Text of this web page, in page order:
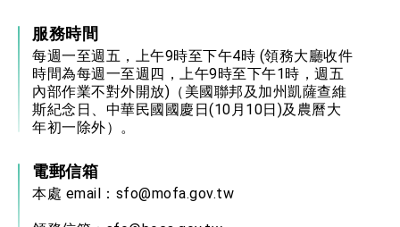
服務時間
每週一至週五，上午9時至下午4時 (領務大廳收件
時間為每週一至週四，上午9時至下午1時，週五
內部作業不對外開放)（美國聯邦及加州凱薩查維
斯紀念日、中華民國國慶日(10月10日)及農曆大
年初一除外）。
電郵信箱
本處 email： sfo@mofa.gov.tw